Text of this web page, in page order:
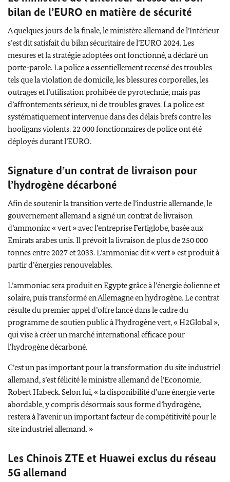
bilan de l’EURO en matière de sécurité
A quelques jours de la finale, le ministère allemand de l’Intérieur
s’est dit satisfait du bilan sécuritaire de l’EURO 2024. Les
mesures et la stratégie adoptées ont fonctionné, a déclaré un
porte-parole. La police a essentiellement recensé des troubles
tels que la violation de domicile, les blessures corporelles, les
outrages et l’utilisation prohibée de pyrotechnie, mais pas
d’affrontements sérieux, ni de troubles graves. La police est
systématiquement intervenue dans des délais brefs contre les
hooligansviolents. 22 000 fonctionnaires de police ont été
déployés durant l’EURO.
Signature d’un contrat de livraison pour
l’hydrogène décarboné
Afin de soutenir la transition verte de l’industrie allemande, le
gouvernement allemand a signé un contrat de livraison
d’ammoniac « vert » avec l’entrepriseFertiglobe, basée aux
Emirats arabes unis. Il prévoit la livraison de plus de 250 000
tonnes entre 2027 et 2033. L’ammoniac dit « vert » est produit à
partir d’énergies renouvelables.
L’ammoniac sera produit en Egypte grâce à l’énergie éolienne et
solaire, puis transformé en Allemagne en hydrogène. Le contrat
résulte du premier appel d’offre lancé dans le cadre du
programme de soutien public à l’hydrogène vert, «H2Global »,
qui vise à créer un marché international efficace pour
l’hydrogène décarboné.
C’est un pas important pour la transformation du site industriel
allemand, s’est félicité le ministre allemand de l’Economie,
Robert Habeck. Selon lui, « la disponibilité d’une énergie verte
abordable, y compris désormais sous forme d’hydrogène,
restera à l’avenir un important facteur de compétitivité pour le
site industriel allemand. »
Les Chinois ZTE et Huawei exclus du réseau
5G allemand